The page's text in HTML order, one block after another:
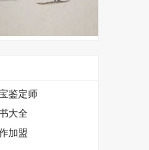
鉴定师
大全
加盟